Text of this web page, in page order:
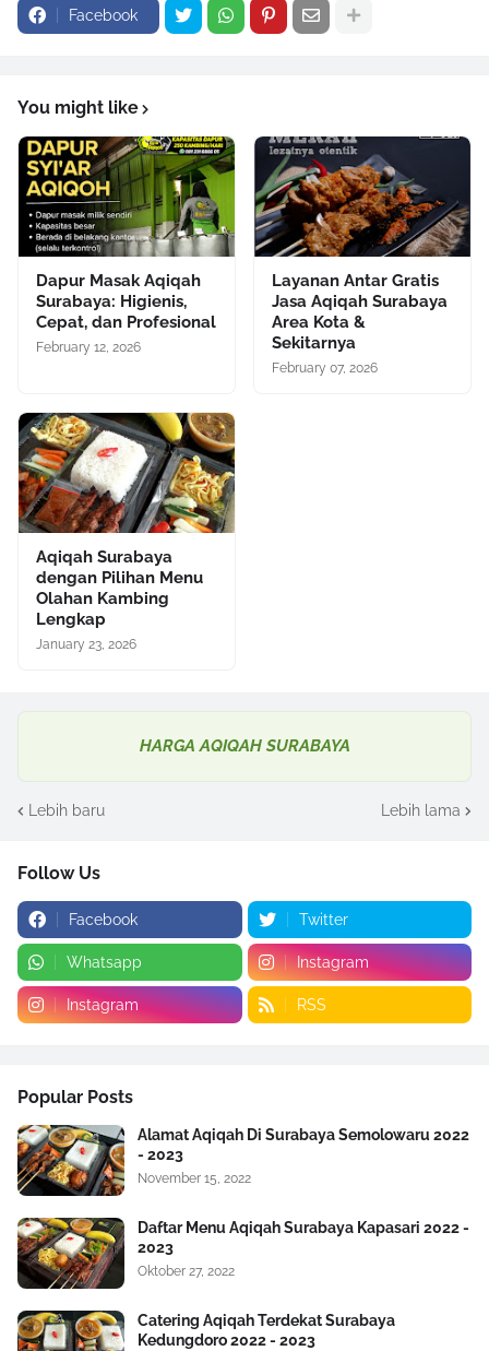
Facebook
You might like
Dapur Masak Aqiqah
Surabaya: Higienis,
Cepat, dan Profesional
February 12, 2026
Layanan Antar Gratis
Jasa Aqiqah Surabaya
Area Kota &
Sekitarnya
February 07, 2026
Aqiqah Surabaya
dengan Pilihan Menu
Olahan Kambing
Lengkap
January 23, 2026
HARGA AQIQAH SURABAYA
Lebih baru Lebih lama
Follow Us
Facebook Twitter
Whatsapp Instagram
Instagram RSS
Popular Posts
Alamat Aqiqah Di Surabaya Semolowaru 2022
- 2023
November 15, 2022
Daftar Menu Aqiqah Surabaya Kapasari 2022 -
2023
Oktober 27, 2022
Catering Aqiqah Terdekat Surabaya
Kedungdoro 2022 - 2023